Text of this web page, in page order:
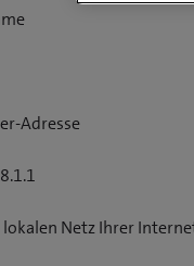
Adresse
Netz Ihrer